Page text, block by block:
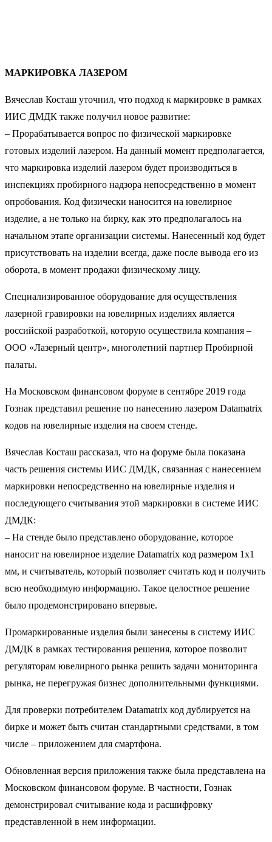
МАРКИРОВКА ЛАЗЕРОМ
Вячеслав Косташ уточнил, что подход к маркировке в рамках
ИИС ДМДК также получил новое развитие:
– Прорабатывается вопрос по физической маркировке
готовых изделий лазером. На данный момент предполагается,
что маркировка изделий лазером будет производиться в
инспекциях пробирного надзора непосредственно в момент
опробования. Код физически наносится на ювелирное
изделие, а не только на бирку, как это предполагалось на
начальном этапе организации системы. Нанесенный код будет
присутствовать на изделии всегда, даже после вывода его из
оборота, в момент продажи физическому лицу.
Специализированное оборудование для осуществления
лазерной гравировки на ювелирных изделиях является
российской разработкой, которую осуществила компания –
ООО «Лазерный центр», многолетний партнер Пробирной
палаты.
На Московском финансовом форуме в сентябре 2019 года
Гознак представил решение по нанесению лазером Datamatrix
кодов на ювелирные изделия на своем стенде.
Вячеслав Косташ рассказал, что на форуме была показана
часть решения системы ИИС ДМДК, связанная с нанесением
маркировки непосредственно на ювелирные изделия и
последующего считывания этой маркировки в системе ИИС
ДМДК:
– На стенде было представлено оборудование, которое
наносит на ювелирное изделие Datamatrix код размером 1х1
мм, и считыватель, который позволяет считать код и получить
всю необходимую информацию. Такое целостное решение
было продемонстрировано впервые.
Промаркированные изделия были занесены в систему ИИС
ДМДК в рамках тестирования решения, которое позволит
регуляторам ювелирного рынка решить задачи мониторинга
рынка, не перегружая бизнес дополнительными функциями.
Для проверки потребителем Datamatrix код дублируется на
бирке и может быть считан стандартными средствами, в том
числе – приложением для смартфона.
Обновленная версия приложения также была представлена на
Московском финансовом форуме. В частности, Гознак
демонстрировал считывание кода и расшифровку
представленной в нем информации.